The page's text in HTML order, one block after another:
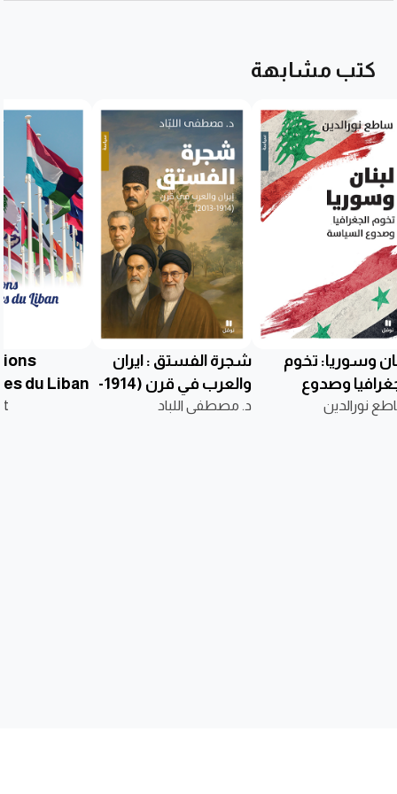
كتب مشابهة
وسوريا: تخوم
وصدوع
نورالدين
شجرة الفستق : ايران
والعرب في قرن (1914-
2013)
د. مصطفى اللباد
du Liban